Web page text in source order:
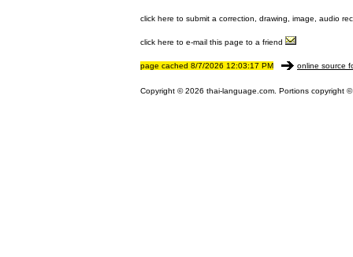
click here to submit a correction, drawing, image, audio
click here to e-mail this page to a friend
page cached 8/7/2026 12:03:17 PM online source
Copyright © 2026 thai-language.com. Portions copyright